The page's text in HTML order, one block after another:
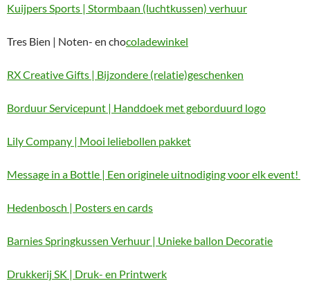
Kuijpers Sports | Stormbaan (luchtkussen) verhuur
Tres Bien | Noten- en chocoladewinkel
RX Creative Gifts | Bijzondere (relatie)geschenken
Borduur Servicepunt | Handdoek met geborduurd logo
Lily Company | Mooi leliebollen pakket
Message in a Bottle | Een originele uitnodiging voor elk event!
Hedenbosch | Posters en cards
Barnies Springkussen Verhuur | Unieke ballon Decoratie
Drukkerij SK | Druk- en Printwerk